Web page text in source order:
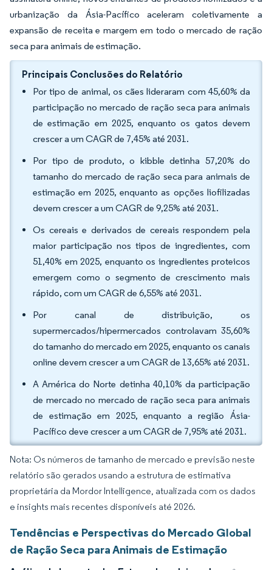
urbanização da Ásia-Pacífico aceleram coletivamente a
expansão de receita e margem em todo o mercado de ração
seca para animais de estimação.
Principais Conclusões do Relatório
Por tipo de animal, os cães lideraram com 45,60% da
participação no mercado de ração seca para animais
de estimação em 2025, enquanto os gatos devem
crescer a um CAGR de 7,45% até 2031.
Por tipo de produto, o kibble detinha 57,20% do
tamanho do mercado de ração seca para animais de
estimação em 2025, enquanto as opções liofilizadas
devem crescer a um CAGR de 9,25% até 2031.
Os cereais e derivados de cereais respondem pela
maior participação nos tipos de ingredientes, com
51,40% em 2025, enquanto os ingredientes proteicos
emergem como o segmento de crescimento mais
rápido, com um CAGR de 6,55% até 2031.
Por canal de distribuição, os
supermercados/hipermercados controlavam 35,60%
do tamanho do mercado em 2025, enquanto os canais
online devem crescer a um CAGR de 13,65% até 2031.
A América do Norte detinha 40,10% da participação
de mercado no mercado de ração seca para animais
de estimação em 2025, enquanto a região Ásia-
Pacífico deve crescer a um CAGR de 7,95% até 2031.
Nota: Os números de tamanho de mercado e previsão neste
relatório são gerados usando a estrutura de estimativa
proprietária da Mordor Intelligence, atualizada com os dados
e insights mais recentes disponíveis até 2026.
Tendências e Perspectivas do Mercado Global
de Ração Seca para Animais de Estimação